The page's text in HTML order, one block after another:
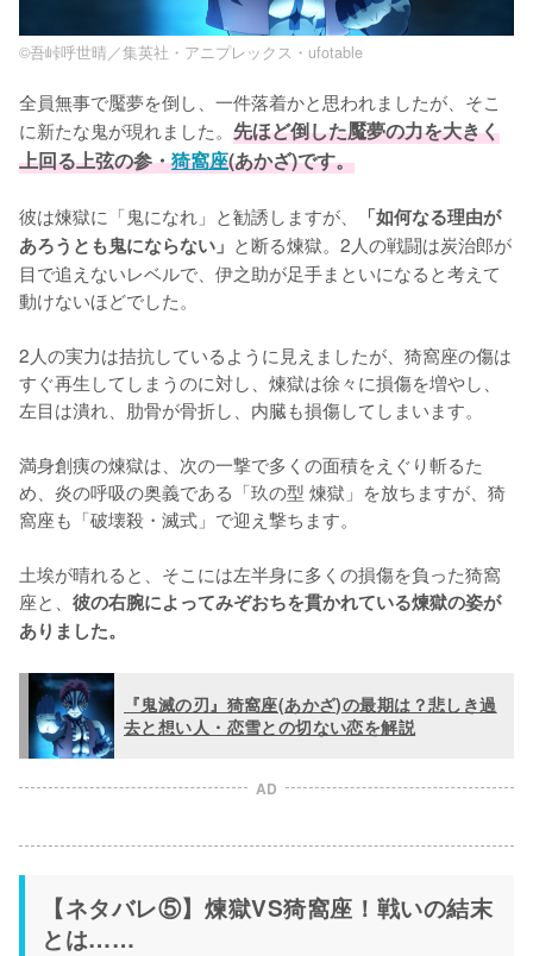
©吾峠呼世晴／集英社・アニプレックス・ufotable
全員無事で魘夢を倒し、一件落着かと思われましたが、そこ
に新たな鬼が現れました。 先ほど倒した魘夢の力を大きく
上回る上弦の参・猗窩座(あかざ)です。
彼は煉獄に「鬼になれ」と勧誘しますが、
「如何なる理由が
あろうとも鬼にならない」 と断る煉獄。2人の戦闘は炭治郎が
目で追えないレベルで、伊之助が足手まといになると考えて
動けないほどでした。
2人の実力は拮抗しているように見えましたが、猗窩座の傷は
すぐ再生してしまうのに対し、煉獄は徐々に損傷を増やし、
左目は潰れ、肋骨が骨折し、内臓も損傷してしまいます。
満身創痍の煉獄は、次の一撃で多くの面積をえぐり斬るた
め、炎の呼吸の奥義である「玖の型 煉獄」を放ちますが、猗
窩座も「破壊殺・滅式」で迎え撃ちます。
土埃が晴れると、そこには左半身に多くの損傷を負った猗窩
座と、 彼の右腕によってみぞおちを貫かれている煉獄の姿が
ありました。
『鬼滅の刃』猗窩座(あかざ)の最期は？悲しき過
去と想い人・恋雪との切ない恋を解説
AD
【ネタバレ⑤】煉獄VS猗窩座！戦いの結末
とは……